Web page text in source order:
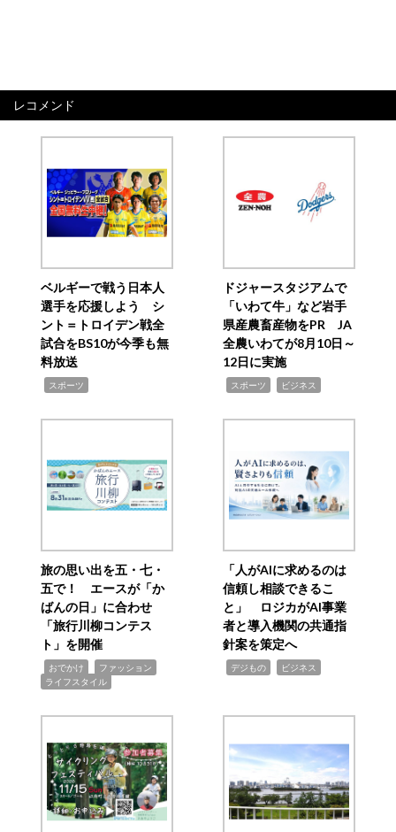
レコメンド
ベルギーで戦う日本人
選手を応援しよう シ
ント＝トロイデン戦全
試合をBS10が今季も無
料放送
スポーツ
ドジャースタジアムで
「いわて牛」など岩手
県産農畜産物をPR JA
全農いわてが8月10日～
12日に実施
スポーツ ビジネス
旅の思い出を五・七・
五で！ エースが「か
ばんの日」に合わせ
「旅行川柳コンテス
ト」を開催
おでかけ ファッション
ライフスタイル
「人がAIに求めるのは
信頼し相談できるこ
と」 ロジカがAI事業
者と導入機関の共通指
針案を策定へ
デジもの ビジネス